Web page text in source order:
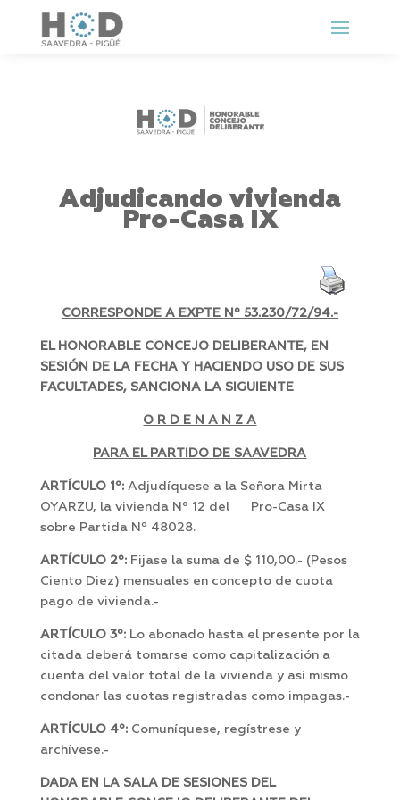
Adjudicando vivienda
Pro-Casa IX
CORRESPONDE A EXPTE Nº 53.230/72/94.-
EL HONORABLE CONCEJO DELIBERANTE, EN
SESIÓN DE LA FECHA Y HACIENDO USO DE SUS
FACULTADES, SANCIONA LA SIGUIENTE
O R D E N A N Z A
PARA EL PARTIDO DE SAAVEDRA
ARTÍCULO 1º:Adjudíquese a la Señora Mirta
OYARZU, la vivienda Nº 12 del Pro-Casa IX
sobre Partida Nº 48028.
ARTÍCULO 2º:Fijase la suma de $ 110,00.- (Pesos
Ciento Diez) mensuales en concepto de cuota
pago de vivienda.-
ARTÍCULO 3º:Lo abonado hasta el presente por la
citada deberá tomarse como capitalización a
cuenta del valor total de la vivienda y así mismo
condonar las cuotas registradas como impagas.-
ARTÍCULO 4º:Comuníquese, regístrese y
archívese.-
DADA EN LA SALA DE SESIONES DEL